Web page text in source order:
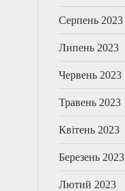
Серпень 2023
Липень 2023
Червень 2023
Травень 2023
Квітень 2023
Березень 2023
Лютий 2023